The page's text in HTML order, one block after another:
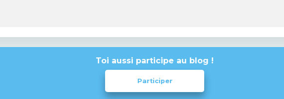
Toi aussi participe au blog !
Participer